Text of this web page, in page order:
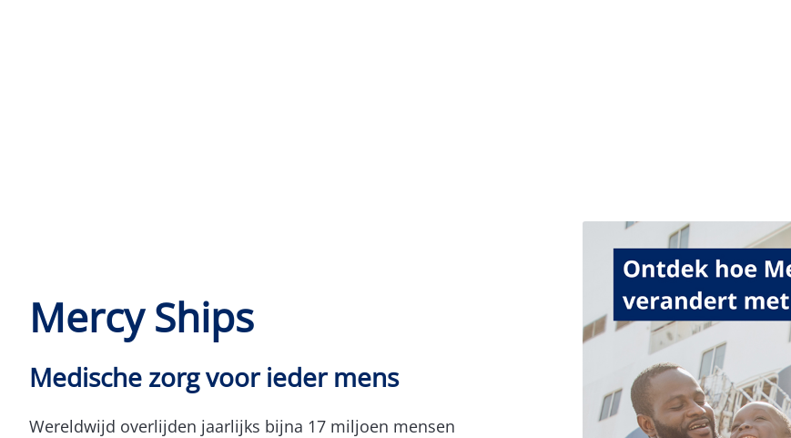
Mercy Ships
Medische zorg voor ieder mens
Wereldwijd overlijden jaarlijks bijna 17 miljoen mensen